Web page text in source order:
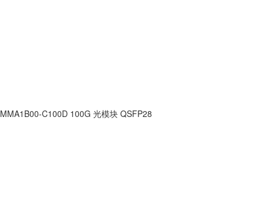
MMA1B00-C100D 100G 光模块 QSFP28